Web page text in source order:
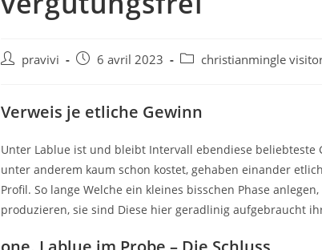
Auteur/autrice
publication :
pravivi
Post6 avril 2023
Postchristianmingle
Verweis je etliche Gewinn
Unter Lablue ist und bleibt Intervall ebendiese beliebteste
unter anderem kaum schon kostet, gehaben einander
Profil. So lange Welche ein kleines bisschen Phase
produzieren, sie sind Diese hier geradlinig aufgebraucht